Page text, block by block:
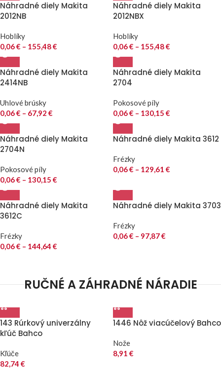
Náhradné diely Makita
2012NB
Hoblíky
0,06€ – 155,48€
Náhradné diely Makita
2012NBX
Hoblíky
0,06€ – 155,48€
Náhradné diely Makita
2414NB
Uhlové brúsky
0,06€ – 67,92 €
Náhradné diely Makita
2704
Pokosové píly
0,06€ – 130,15 €
Náhradné diely Makita
2704N
Pokosové píly
0,06€ – 130,15 €
Náhradné diely Makita 3612
Frézky
0,06€ – 129,61 €
Náhradné diely Makita
3612C
Frézky
0,06€ – 144,64 €
Náhradné diely Makita 3703
Frézky
0,06€ – 97,87€
RUČNÉ A ZÁHRADNÉ NÁRADIE
143 Rúrkový univerzálny
kľúč Bahco
Kľúče
82,74 €
1446 Nôž viacúčelový Bahco
Nože
8,91 €